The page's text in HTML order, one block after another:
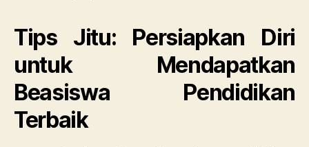
Tips Jitu: Persiapkan Diri
untuk Mendapatkan
Beasiswa Pendidikan
Terbaik